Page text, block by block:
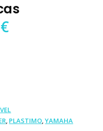
€Preço
, PLASTIMO,YAMAHA